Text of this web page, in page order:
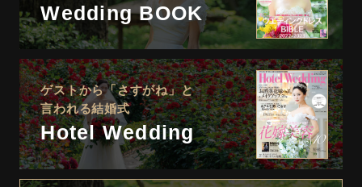
Wedding BOOK
ゲストから「さすがね」と
言われる結婚式
Hotel Wedding